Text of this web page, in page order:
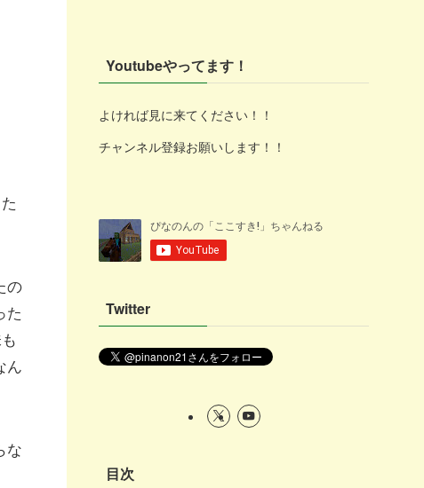
の
た
ん
な
Youtubeやってます！
よければ見に来てください！！
チャンネル登録お願いします！！
Twitter
目次